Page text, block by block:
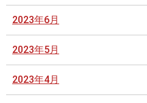
2023年6月
2023年5月
2023年4月